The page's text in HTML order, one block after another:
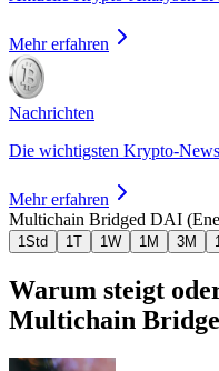
Mehr erfahren
Nachrichten
Die wichtigsten Krypto-
Mehr erfahren
Multichain Bridged DAI
1Std 1T 1W 1M 3M
Warum steigt
Multichain